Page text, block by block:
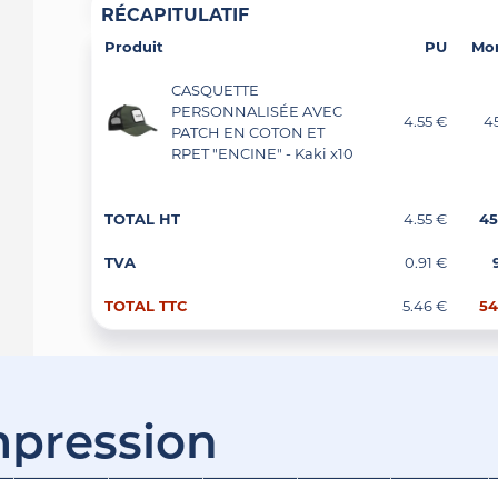
RÉCAPITULATIF
Produit PU
CASQUETTE
PERSONNALISÉE AVEC
PATCH EN COTON ET
RPET "ENCINE" - Kaki x10
4.55 €
TOTAL HT 4.55 €
TVA 0.91 €
TOTAL TTC 5.46 €